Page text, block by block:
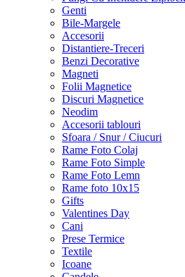
Genti
Bile-Margele
Accesorii
Distantiere-Treceri
Benzi Decorative
Magneti
Folii Magnetice
Discuri Magnetice
Neodim
Accesorii tablouri
Sfoara / Snur / Ciucuri
Rame Foto Colaj
Rame Foto Simple
Rame Foto Lemn
Rame foto 10x15
Gifts
Valentines Day
Cani
Prese Termice
Textile
Icoane